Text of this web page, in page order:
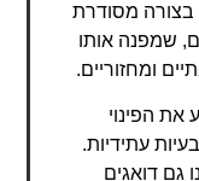
בצורה מסודרת
שמפנה אותו
ומחזוריים.
את הפינוי
עתידיות.
גם דואגים